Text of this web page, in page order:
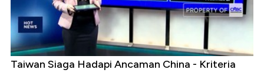
Taiwan Siaga Hadapi Ancaman China - Kriteria